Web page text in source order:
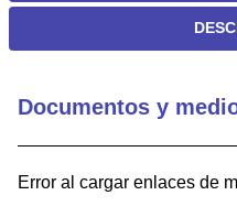
Documentos y
Error al cargar enlaces de